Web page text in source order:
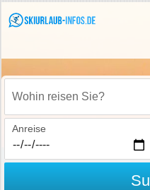
Wohin reisen Sie?
Anreise